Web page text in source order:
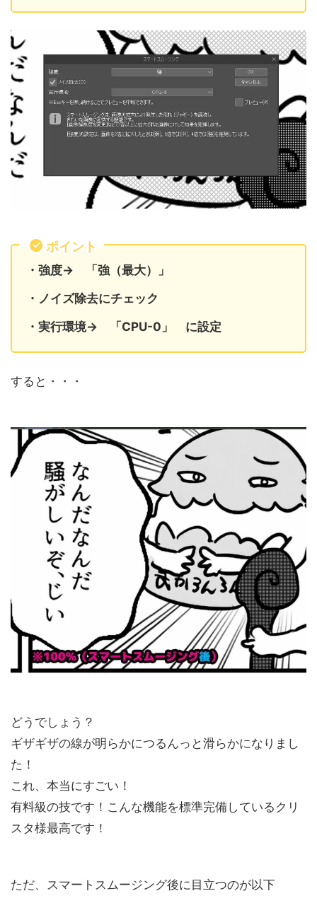
ポイント
・強度→ 「強（最大）」
・ノイズ除去にチェック
・実行環境→ 「CPU-0」 に設定
すると・・・
どうでしょう？
ギザギザの線が明らかにつるんっと滑らかになりまし
た！
これ、本当にすごい！
有料級の技です！こんな機能を標準完備しているクリ
スタ様最高です！
ただ、スマートスムージング後に目立つのが以下